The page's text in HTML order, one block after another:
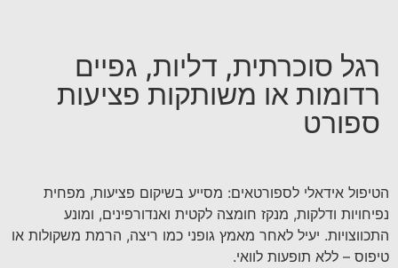
רגל סוכרתית, דליות, גפיים
רדומות או משותקות פציעות
ספורט
הטיפול אידאלי לספורטאים: מסייע בשיקום פציעות, מפחית
נפיחויות ודלקות, מנקז חומצה לקטית ואנדורפינים, ומונע
התכווצויות. יעיל לאחר מאמץ גופני כמו ריצה, הרמת משקולות או
טיפוס – ללא תופעות לוואי.